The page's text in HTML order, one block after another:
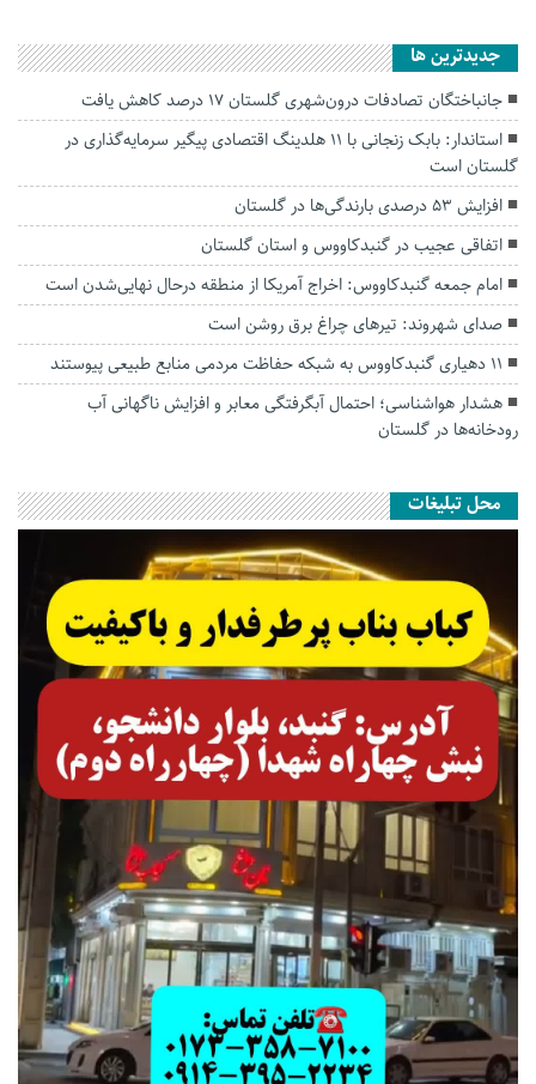
جديدترين ها
جانباختگان تصادفات درون‌شهری گلستان ۱۷ درصد کاهش یافت
استاندار: بابک زنجانی با ۱۱ هلدینگ اقتصادی پیگیر سرمایه‌گذاری در
گلستان است
افزایش ۵۳ درصدی بارندگی‌ها در گلستان
اتفاقی عجیب در‌ گنبدکاووس و استان گلستان
امام جمعه گنبدکاووس: اخراج آمریکا از منطقه درحال نهایی‌شدن است
صدای شهروند: تیرهای چراغ برق روشن است
۱۱ دهیاری گنبدکاووس به شبکه حفاظت مردمی منابع طبیعی پیوستند
هشدار هواشناسی؛ احتمال آبگرفتگی معابر و افزایش ناگهانی آب
رودخانه‌ها در گلستان
محل تبلیغات